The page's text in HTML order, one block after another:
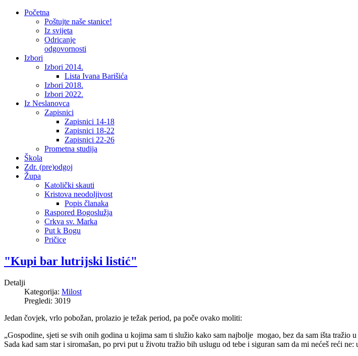
Početna
Poštujte naše stanice!
Iz svijeta
Odricanje
odgovornosti
Izbori
Izbori 2014.
Lista Ivana Barišića
Izbori 2018.
Izbori 2022.
Iz Neslanovca
Zapisnici
Zapisnici 14-18
Zapisnici 18-22
Zapisnici 22-26
Prometna studija
Škola
Zdr. (pre)odgoj
Župa
Katolički skauti
Kristova neodoljivost
Popis članaka
Raspored Bogoslužja
Crkva sv. Marka
Put k Bogu
Pričice
"Kupi bar lutrijski listić"
Detalji
Kategorija: Milost
Pregledi: 3019
Jedan čovjek, vrlo pobožan, prolazio je težak period, pa poče ovako moliti:
„Gospodine, sjeti se svih onih godina u kojima sam ti služio kako sam najbolje mogao, bez da sam išta tražio u
Sada kad sam star i siromašan, po prvi put u životu tražio bih uslugu od tebe i siguran sam da mi nećeš reći